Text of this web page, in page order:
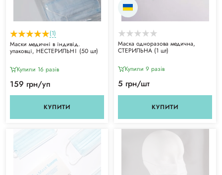
(1)
Маски медичні в індивід.
упаковці, НЕСТЕРИЛЬНІ (50 шт)
Купили 16 разiв
159 грн/уп
КУПИТИ
Маска одноразова медична,
СТЕРИЛЬНА (1 шт)
Купили 9 разiв
5 грн/шт
КУПИТИ